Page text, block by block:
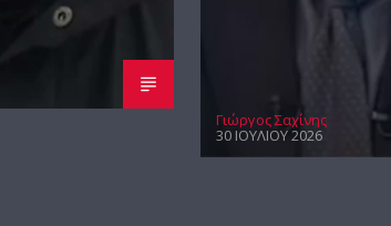
Γιώργος Σαχίνης
30 ΙΟΥΛΊΟΥ 2026